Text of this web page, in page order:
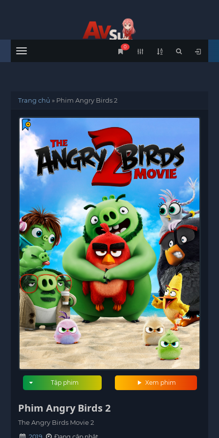
Menu
0
Trang chủ » Phim Angry Birds 2
Xem phim
Tập phim
Phim Angry Birds 2
The Angry Birds Movie 2